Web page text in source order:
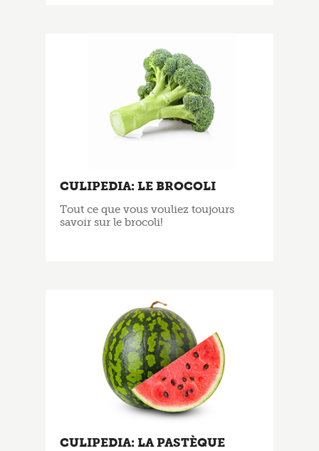
CULIPEDIA: LE BROCOLI
Tout ce que vous vouliez toujours
savoir sur le brocoli!
CULIPEDIA: LA PASTÈQUE